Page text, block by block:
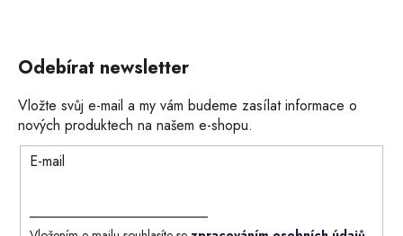
Odebírat newsletter
Vložte svůj e-mail a my vám budeme zasílat informace o
nových produktech na našem e-shopu.
E-mail